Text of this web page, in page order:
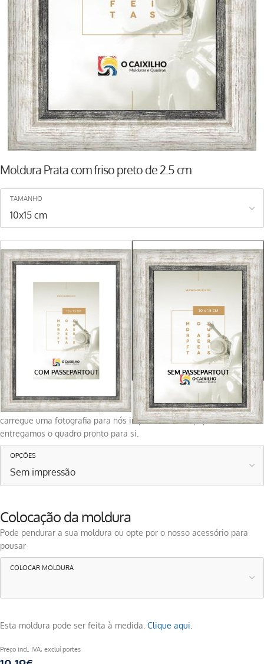
Moldura Prata com friso preto de 2.5 cm
TAMANHO
COM PASSEPARTOUT SEM PASSEPARTOUT
Pretende impressão?
Encomende uma moldura para um trabalho que já possui ou
carregue uma fotografia para nós imprimirmos em papel e
entregamos o quadro pronto para si.
OPÇÕES
Colocação da moldura
Pode pendurar a sua moldura ou opte por o nosso acessório para
pousar
COLOCAR MOLDURA
Esta moldura pode ser feita à medida. Clique aqui.
Preço incl. IVA, excluí portes